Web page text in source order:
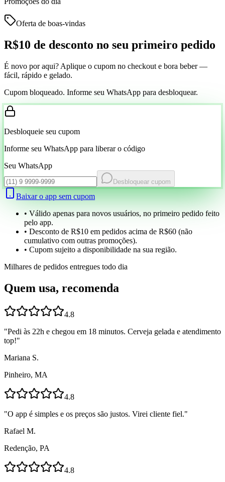
Oferta de boas-vindas
R$10 de desconto no seu primeiro pedido
É novo por aqui? Aplique o cupom no checkout e bora beber —
fácil, rápido e gelado.
Cupom bloqueado. Informe seu WhatsApp para desbloquear.
Desbloqueie seu cupom
Informe seu WhatsApp para liberar o código
Seu WhatsApp
Desbloquear cupom
Baixar o app sem cupom
• Válido apenas para novos usuários, no primeiro pedido feito
pelo app.
• Desconto de R$10 em pedidos acima de R$60 (não
cumulativo com outras promoções).
• Cupom sujeito a disponibilidade na sua região.
Milhares de pedidos entregues todo dia
Quem usa, recomenda
4.8
"Pedi às 22h e chegou em 18 minutos. Cerveja gelada e atendimento
top!"
Mariana S.
Pinheiro, MA
4.8
"O app é simples e os preços são justos. Virei cliente fiel."
Rafael M.
Redenção, PA
4.8